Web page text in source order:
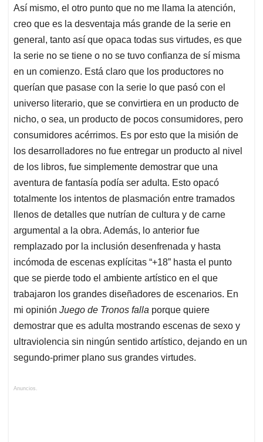
Así mismo, el otro punto que no me llama la atención,
creo que es la desventaja más grande de la serie en
general, tanto así que opaca todas sus virtudes, es que
la serie no se tiene o no se tuvo confianza de sí misma
en un comienzo. Está claro que los productores no
querían que pasase con la serie lo que pasó con el
universo literario, que se convirtiera en un producto de
nicho, o sea, un producto de pocos consumidores, pero
consumidores acérrimos. Es por esto que la misión de
los desarrolladores no fue entregar un producto al nivel
de los libros, fue simplemente demostrar que una
aventura de fantasía podía ser adulta. Esto opacó
totalmente los intentos de plasmación entre tramados
llenos de detalles que nutrían de cultura y de carne
argumental a la obra. Además, lo anterior fue
remplazado por la inclusión desenfrenada y hasta
incómoda de escenas explícitas “+18” hasta el punto
que se pierde todo el ambiente artístico en el que
trabajaron los grandes diseñadores de escenarios. En
mi opinión Juego de Tronos falla porque quiere
demostrar que es adulta mostrando escenas de sexo y
ultraviolencia sin ningún sentido artístico, dejando en un
segundo-primer plano sus grandes virtudes.
Anuncios.